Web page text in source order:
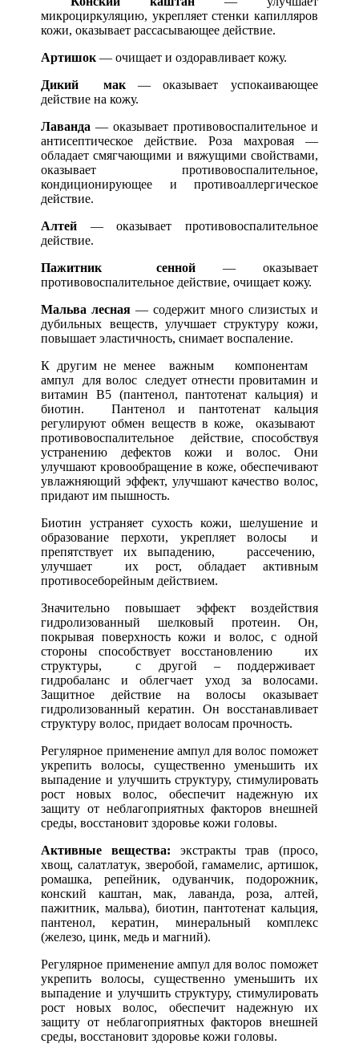
микроциркуляцию, укрепляет стенки капилляров
кожи, оказывает рассасывающее действие.
Артишок — очищает и оздоравливает кожу.
Дикий мак— оказывает успокаивающее
действие на кожу.
Лаванда — оказывает противовоспалительное и
антисептическое действие. Роза махровая —
обладает смягчающими и вяжущими свойствами,
оказывает противовоспалительное,
кондиционирующее и противоаллергическое
действие.
Алтей — оказывает противовоспалительное
действие.
Пажитник сенной — оказывает
противовоспалительное действие, очищает кожу.
Мальва лесная — содержит много слизистых и
дубильных веществ, улучшает структуру кожи,
повышает эластичность, снимает воспаление.
К другим не менее важным компонентам
ампул для волос следует отнести провитамин и
витамин В5 (пантенол, пантотенат кальция) и
биотин. Пантенол и пантотенат кальция
регулируют обмен веществ в коже, оказывают
противовоспалительное действие, способствуя
устранению дефектов кожи и волос. Они
улучшают кровообращение в коже, обеспечивают
увлажняющий эффект, улучшают качество волос,
придают им пышность.
Биотин устраняет сухость кожи, шелушение и
образование перхоти, укрепляет волосы и
препятствует их выпадению, рассечению,
улучшает их рост, обладает активным
противосеборейным действием.
Значительно повышает эффект воздействия
гидролизованный шелковый протеин. Он,
покрывая поверхность кожи и волос, с одной
стороны способствует восстановлению их
структуры, с другой – поддерживает
гидробаланс и облегчает уход за волосами.
Защитное действие на волосы оказывает
гидролизованный кератин. Он восстанавливает
структуру волос, придает волосам прочность.
Регулярное применение ампул для волос поможет
укрепить волосы, существенно уменьшить их
выпадение и улучшить структуру, стимулировать
рост новых волос, обеспечит надежную их
защиту от неблагоприятных факторов внешней
среды, восстановит здоровье кожи головы.
Активные вещества: экстракты трав (просо,
хвощ, салат­латук, зверобой, гамамелис, артишок,
ромашка, репейник, одуванчик, подорожник,
конский каштан, мак, лаванда, роза, алтей,
пажитник, мальва), биотин, пантотенат кальция,
пантенол, кератин, минеральный комплекс
(железо, цинк, медь и магний).
Регулярное применение ампул для волос поможет
укрепить волосы, существенно уменьшить их
выпадение и улучшить структуру, стимулировать
рост новых волос, обеспечит надежную их
защиту от неблагоприятных факторов внешней
среды, восстановит здоровье кожи головы.